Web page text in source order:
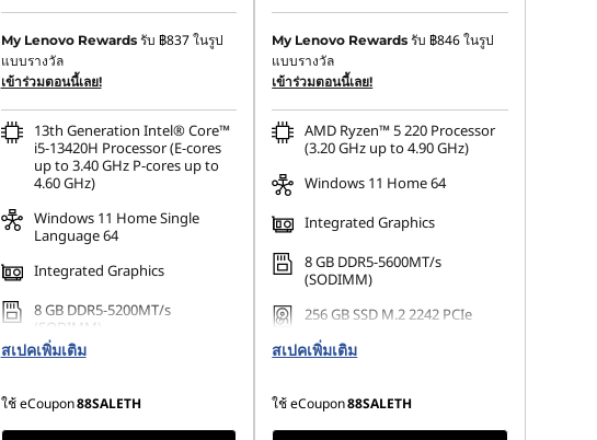
ประหยัดทันที : -฿11,202.10
การประหยัด eCoupon :
My Lenovo Rewards รับ ฿837ในรูป
แบบรางวัล
เข้าร่วมตอนนี้เลย!
13th Generation Intel® Core™
i5-13420H Processor (E-cores
up to 3.40 GHz P-cores up to
4.60 GHz)
Windows 11 Home Single
Language 64
Integrated Graphics
8 GB DDR5-5200MT/s
(SODIMM)
256 GB SSD M.2 2242 PCIe
สเปคเพิ่มเติม
ใช้ eCoupon88SALETH
ประหยัดทันที : -฿15,247.22
การประหยัด eCoupon :
My Lenovo Rewards รับ฿846ในรูป
แบบรางวัล
เข้าร่วมตอนนี้เลย!
AMD Ryzen™ 5 220 Processor
(3.20 GHz up to 4.90 GHz)
Windows 11 Home 64
Integrated Graphics
8 GB DDR5-5600MT/s
(SODIMM)
256 GB SSD M.2 2242 PCIe
สเปคเพิ่มเติม
ใช้ eCoupon88SALETH